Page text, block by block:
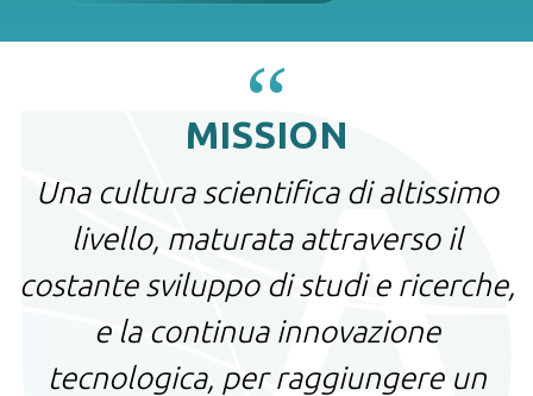
“
MISSION
Una cultura scientifica di altissimo
livello, maturata attraverso il
costante sviluppo di studi e ricerche,
e la continua innovazione
tecnologica, per raggiungere un